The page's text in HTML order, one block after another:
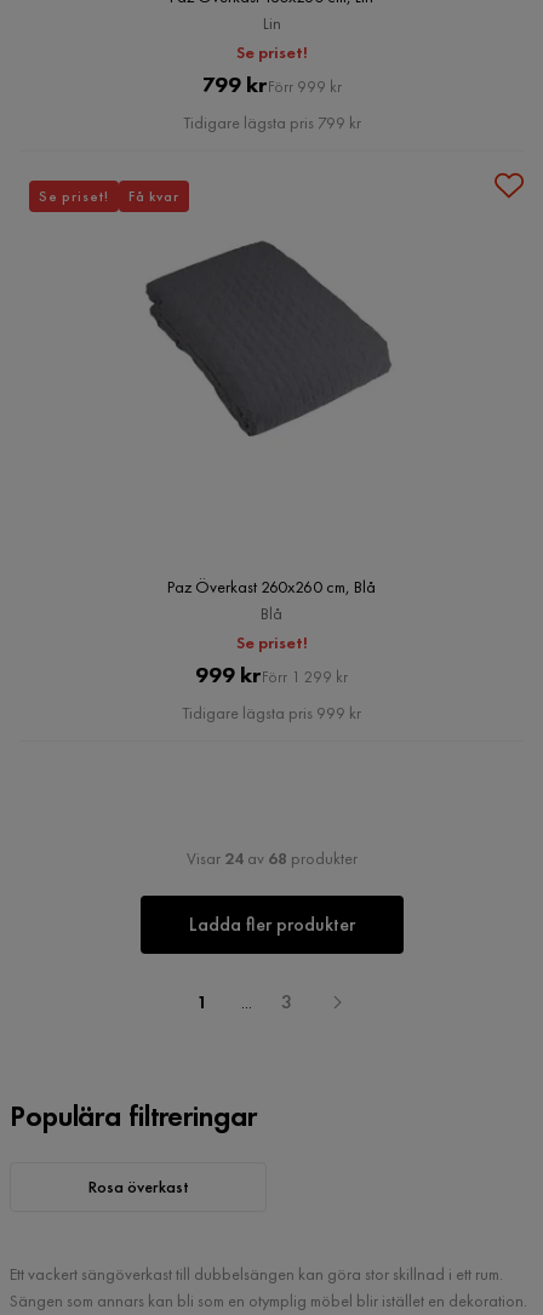
Lin
Se priset!
Pris
799 krOriginal
Pris
Förr 999 kr
Tidigare lägsta pris 799 kr
Paz Överkast 260x260 cm, Blå
Blå
Se priset!
Pris
999 kr Original
Pris
Förr 1 299 kr
Tidigare lägsta pris 999 kr
Se priset! Få kvar
Visar 24av 68 produkter
Ladda fler produkter
1 ... 3
Populära filtreringar
Rosa överkast
Ett vackert sängöverkast till dubbelsängen kan göra stor skillnad i ett rum.
Sängen som annars kan bli som en otymplig möbel blir istället en dekoration.